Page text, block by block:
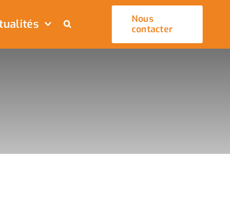
Nous
contacter